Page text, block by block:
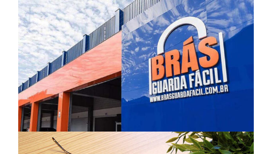
HTB – Manual Gestão Integrada
de Pessoas
Branding